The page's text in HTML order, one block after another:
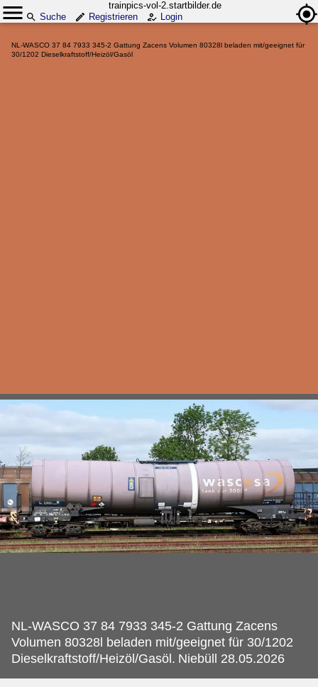
trainpics-vol-2.startbilder.de
Suche
Registrieren Login
NL-WASCO 37 84 7933 345-2 Gattung Zacens Volumen 80328l beladen mit/geeignet für
30/1202 Dieselkraftstoff/Heizöl/Gasöl
NL-WASCO 37 84 7933 345-2 Gattung Zacens
Volumen 80328l beladen mit/geeignet für 30/1202
Dieselkraftstoff/Heizöl/Gasöl. Niebüll 28.05.2026